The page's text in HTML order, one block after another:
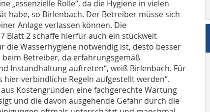
„essenzielle Rolle“, da die Hygiene in vielen
habe, so Birlenbach. Der Betreiber müsse sich
Anlage verlassen können. Die
Blatt 2 schaffe hierfür auch ein stückweit
die Wasserhygiene notwendig ist, desto besser
Betreiber, da erfahrungsgemäß
Instandhaltung auftreten“, weiß Birlenbach. Für
hier verbindliche Regeln aufgestellt werden“.
Kostengründen eine fachgerechte Wartung
und die davon ausgehende Gefahr durch die